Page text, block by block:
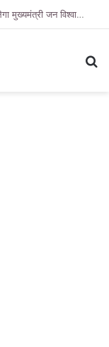
Mauganj News : अगस्त माह में 3 स्थानों पर चलेगा मुख्यमंत्री जन विश्वास अभियान